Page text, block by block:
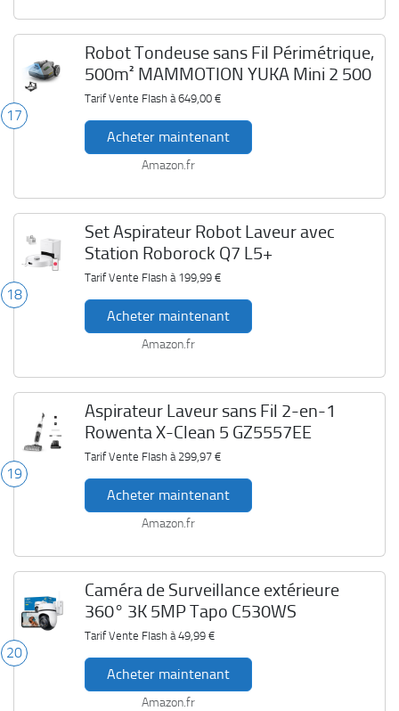
17
Robot Tondeuse sans Fil Périmétrique,
500m² MAMMOTION YUKA Mini 2 500
Tarif Vente Flash à 649,00 €
Acheter maintenant
Amazon.fr
18
Set Aspirateur Robot Laveur avec
Station Roborock Q7 L5+
Tarif Vente Flash à 199,99 €
Acheter maintenant
Amazon.fr
19
Aspirateur Laveur sans Fil 2-en-1
Rowenta X-Clean 5 GZ5557EE
Tarif Vente Flash à 299,97 €
Acheter maintenant
Amazon.fr
20
Caméra de Surveillance extérieure
360° 3K 5MP Tapo C530WS
Tarif Vente Flash à 49,99 €
Acheter maintenant
Amazon.fr